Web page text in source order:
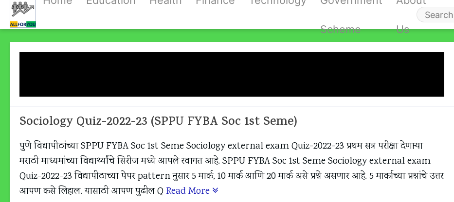
Skip
content
Scheme Us
Search
Sociology Quiz-2022-23 (SPPU FYBA Soc 1st Seme)
पुणे विद्यापीठांच्या SPPU FYBA Soc 1st Seme Sociology external exam Quiz-2022-23 प्रथम सत्र परीक्षा देणाऱ्या
मराठी माध्यमांच्या विद्यार्थ्यांचे सिरीज मध्ये आपले स्वागत आहे. SPPU FYBA Soc 1st Seme Sociology external exam
Quiz-2022-23 विद्यापीठाच्या पेपर pattern नुसार 5 मार्क, 10 मार्क आणि 20 मार्क असे प्रश्ने असणार आहे. 5 मार्काच्या प्रश्नांचे उत्तर
आपण कसे लिहाल. यासाठी आपण पुढील Q Read More